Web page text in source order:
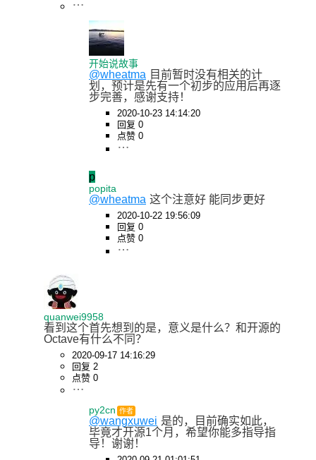
开始说故事
@wheatma 目前暂时没有相关的计
划，预计是先有一个初步的应用后再逐
步完善，感谢支持！
2020-10-23 14:14:20
回复 0
点赞 0
p
popita
@wheatma 这个注意好 能同步更好
2020-10-22 19:56:09
回复 0
点赞 0
quanwei9958
看到这个首先想到的是，意义是什么？和开源的
Octave有什么不同？
2020-09-17 14:16:29
回复 2
点赞 0
py2cn 作者
@wangxuwei 是的，目前确实如此，
毕竟才开源1个月，希望你能多指导指
导！谢谢！